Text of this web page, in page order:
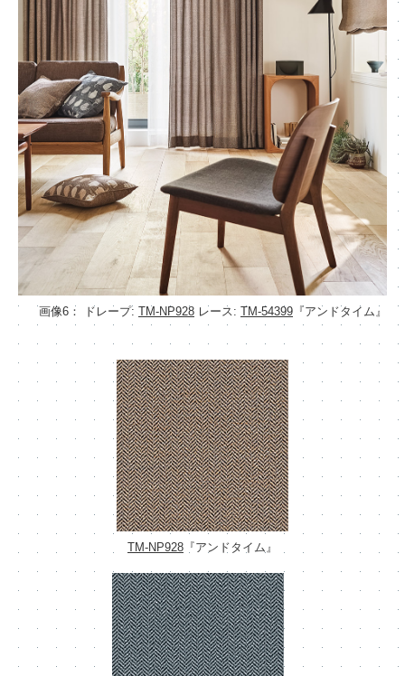
画像6： ドレープ: TM-NP928 レース: TM-54399 『アンドタイム』
TM-NP928 『アンドタイム』